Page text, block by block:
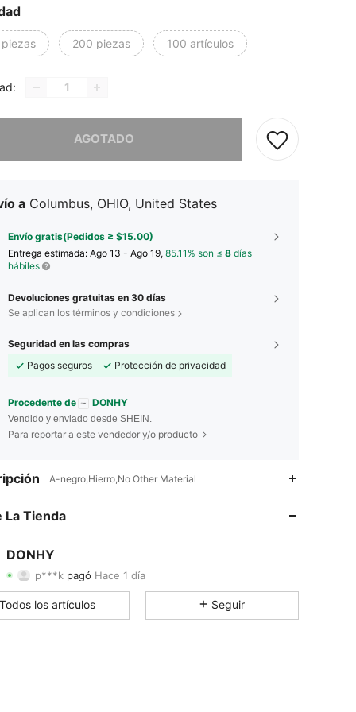
200 piezas 100 artículos
AGOTADO
a Columbus, OHIO, United States
Envío gratis(Pedidos ≥ $15.00)
Entrega estimada: Ago 13 - Ago 19, 85.11% son ≤ 8 días
hábiles
Devoluciones gratuitas en 30 días
Se aplican los términos y condiciones
Seguridad en las compras
Pagos seguros
Protección de privacidad
Procedente de DONHY
Vendido y enviado desde SHEIN.
Para reportar a este vendedor y/o producto
A-negro,Hierro,No Other Material
La Tienda
DONHY
4.87
4.87
p***k pagó Hace 1 día
m***4 seguidoHace 1 día
4.87 15 305
Todos los artículos Seguir